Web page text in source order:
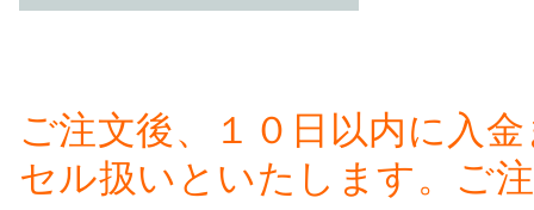
ご注文後、１０日以内に入
セル扱いといたします。ご